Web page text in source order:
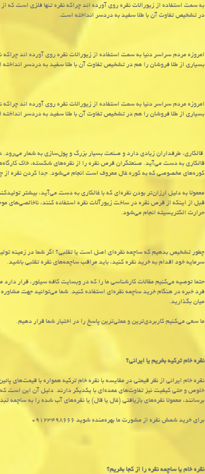
به سمت استفاده از زیورالات نقره روی آورده اند چراکه نقره تنها فلزی است که
در تشخیص تفاوت آن با طلا سفید به دردسر انداخته است.
امروزه مردم سراسر دنیا به سمت استفاده از زیورالات نقره روی آورده اند
بسیاری از طلا فروشان را هم در تشخیص تفاوت آن با طلا سفید به دردسر
امروزه مردم سراسر دنیا به سمت استفاده از زیورالات نقره روی آورده اند
بسیاری از طلا فروشان را هم در تشخیص تفاوت آن با طلا سفید به دردسر
قالکاری، طرفداران زیادی دارد و صنعت بسیار بزرگ و پول‌سازی به شمار
قالکاری به دست می‌آید. صنعتگران قرص نقره را از نقره‌های شکسته، خاک
کوره‌های مخصوصی که به کوره غال معروف است انجام می‌شود. جدا کردن نقره از
معمولا به دلیل ارزان‌تر بودن نقره‌ای که با غالکاری به دست می‌آید، بیشتر
قبل از اینکه از قرص نقره در ساخت زیورآلات نقره استفاده کنند، ناخالصی‌های
حرارت الکتریسیته انجام می‌شود.
چطور تشخیص بدهیم که ساچمه نقر‌ه‌ای اصل است یا تقلبی؟ اگر شما در زمینه
سرمایه خود اقدام به خرید نقره کنید، باید مراقب ساچمه‌های نقره تقلبی باشید.
حتما توصیه می‌کنیم مقالات کارشناسی ما را که در وبسایت کافه سیلور، قرار
فرد خبره در هنگام خرید ساچمه نقره‌ای استفاده کنید. شما می‌توانید جهت مشاوره
میان بگذارید.
ما سعی می‌کنیم کاربردی‌ترین و عملی‌ترین پاسخ را در اختیار شما قرار دهیم.
نقره خام ترکیه بخریم یا ایرانی؟
نقره خام ایرانی از نظر قیمتی در مقایسه با نقره خام ترکیه همواره با قیمت‌های
خلوص و حتی کیفیت نیز تفاوت‌های عمده‌‌ای با یکدیگر دارند. دلیل آن این است که
برسانند، معمولا نقره‌های بازیافتی (غال یا قال) یا نقره‌های آب شده را به ساچمه
برای خرید شمش نقره از مشورت ما بهره‌منده شوید ۰۹۱۲۳۴۹۸۶۶۶
نقره خام یا ساچمه نقره را از کجا بخریم؟